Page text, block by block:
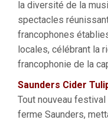
la diversité de la
spectacles
francophones
locales, célébrant la
francophonie de la
Saunders Cider
Tout nouveau
ferme Saunders,